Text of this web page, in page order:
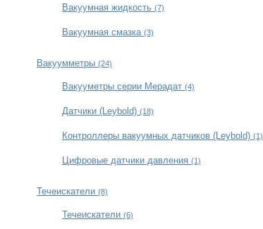
Вакуумная жидкость (7)
Вакуумная смазка (3)
Вакуумметры (24)
Вакууметры серии Мерадат (4)
Датчики (Leybold) (18)
Контроллеры вакуумных датчиков (Leybold) (1)
Цифровые датчики давления (1)
Течеискатели (8)
Течеискатели (6)